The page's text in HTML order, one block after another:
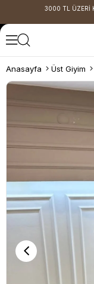
3000 TL ÜZERİ
Anasayfa Üst Giyim